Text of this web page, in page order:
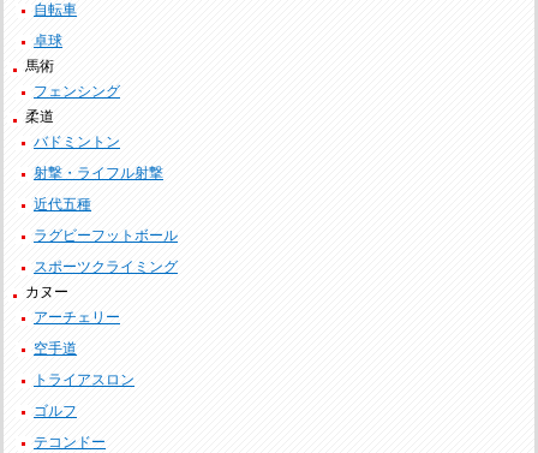
自転車
卓球
馬術
フェンシング
柔道
バドミントン
射撃・ライフル射撃
近代五種
ラグビーフットボール
スポーツクライミング
カヌー
アーチェリー
空手道
トライアスロン
ゴルフ
テコンドー